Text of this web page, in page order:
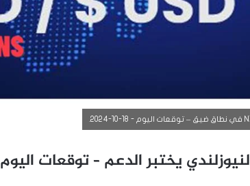
يختبر الدعم – توقعات اليوم 02-09-2024